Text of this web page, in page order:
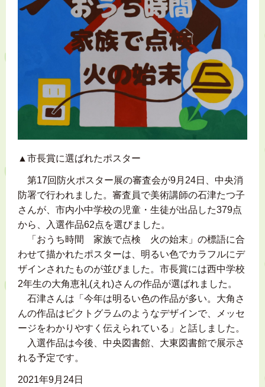
▲市長賞に選ばれたポスター
第17回防火ポスター展の審査会が9月24日、中央消
防署で行われました。審査員で美術講師の石津たつ子
さんが、市内小中学校の児童・生徒が出品した379点
から、入選作品62点を選びました。
「おうち時間 家族で点検 火の始末」の標語に合
わせて描かれたポスターは、明るい色でカラフルにデ
ザインされたものが並びました。市長賞には西中学校
2年生の大角恵礼(えれ)さんの作品が選ばれました。
石津さんは「今年は明るい色の作品が多い。大角さ
んの作品はピクトグラムのようなデザインで、メッセ
ージをわかりやすく伝えられている」と話しました。
入選作品は今後、中央図書館、大東図書館で展示さ
れる予定です。
2021年9月24日